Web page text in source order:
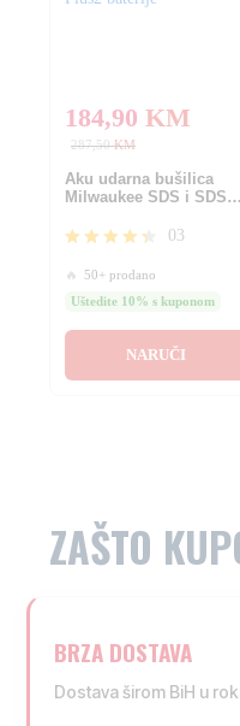
184,90 KM
287,50KM
Aku udarna bušilica
Milwaukee SDS i SDS
4.33
od 5
03
🔥
50+ prodano
Uštedite 10% s kuponom
NARUČI
ZAŠTO
BRZA DOSTAVA
Dostava širom BiH u